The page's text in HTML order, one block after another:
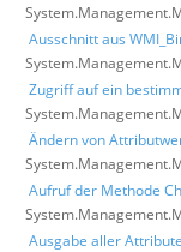
Ausschnitt aus
Zugriff auf ein
Ändern von
Aufruf der Methode
Ausgabe aller